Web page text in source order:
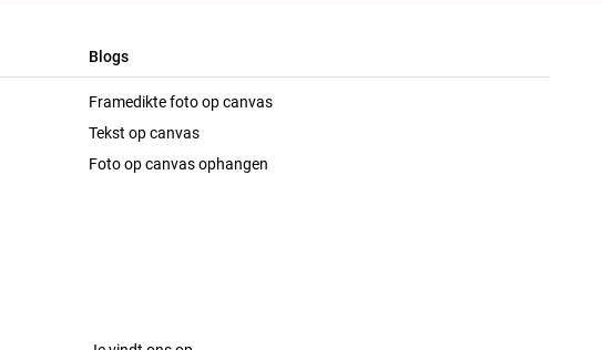
Blogs
Framedikte foto op canvas
Tekst op canvas
Foto op canvas ophangen